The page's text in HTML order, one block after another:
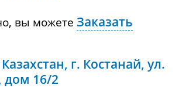
вы можете Заказать
Казахстан, г. Костанай, ул.
дом 16/2